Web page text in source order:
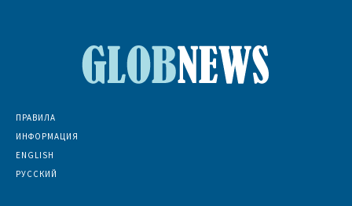
ПРАВИЛА
ИНФОРМАЦИЯ
ENGLISH
РУССКИЙ